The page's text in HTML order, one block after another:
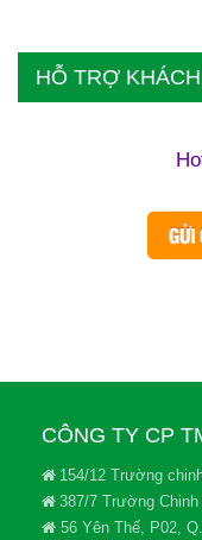
HỖ TRỢ
CÔNG TY CP
154/12 Trường
387/7 Trường
56 Yên Thế, P02,